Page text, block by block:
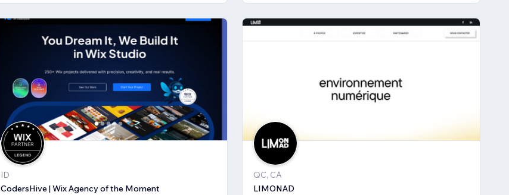
ID
CodersHive | Wix Agency of the Moment
QC, CA
LIMONAD